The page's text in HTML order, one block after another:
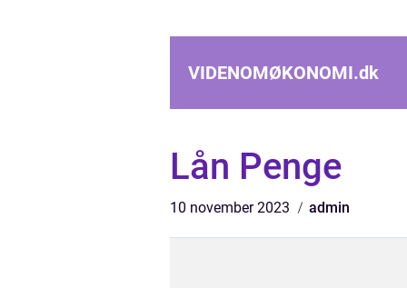
VIDENOMØKONOMI.dk
Lån Penge
10 november 2023 admin